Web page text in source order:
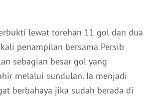
lewat torehan 11 gol dan dua
penampilan bersama Persib
sebagian besar gol yang
melalui sundulan. Ia menjadi
berbahaya jika sudah berada di